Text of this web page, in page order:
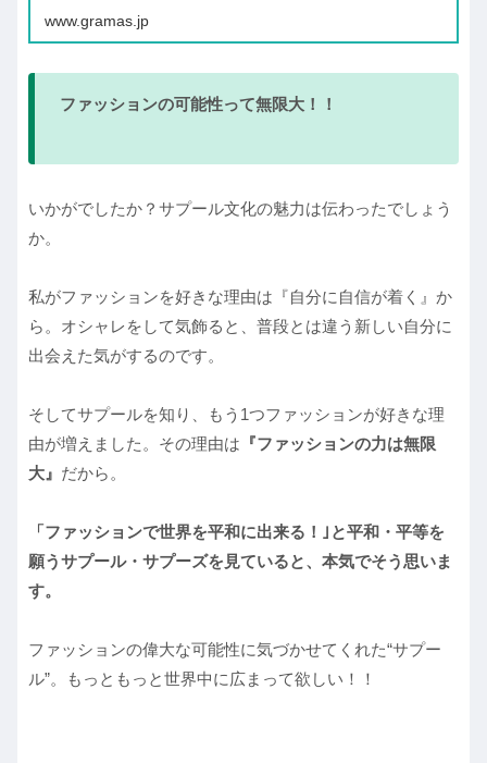
www.gramas.jp
ファッションの可能性って無限大！！
いかがでしたか？サプール文化の魅力は伝わったでしょう
か。
私がファッションを好きな理由は『自分に自信が着く』か
ら。オシャレをして気飾ると、普段とは違う新しい自分に
出会えた気がするのです。
そしてサプールを知り、もう1つファッションが好きな理
由が増えました。その理由は 『ファッションの力は無限
大』 だから。
「ファッションで世界を平和に出来る！｣と平和・平等を
願うサプール・サプーズを見ていると、本気でそう思いま
す。
ファッションの偉大な可能性に気づかせてくれた“サプー
ル”。もっともっと世界中に広まって欲しい！！